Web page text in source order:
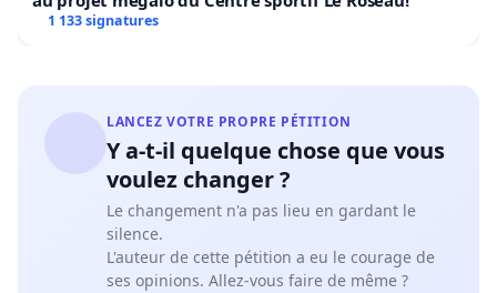
1 133 signatures
LANCEZ VOTRE PROPRE PÉTITION
Y a-t-il quelque chose que vous
voulez changer ?
Le changement n'a pas lieu en gardant le
silence.
L'auteur de cette pétition a eu le courage de
ses opinions. Allez-vous faire de même ?